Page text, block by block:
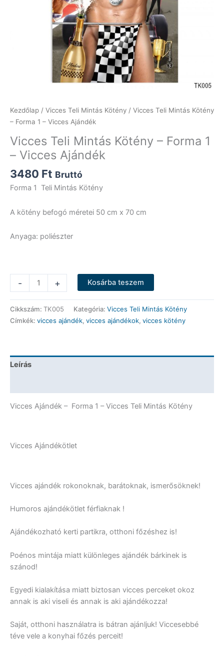
Kezdőlap / Vicces Teli Mintás Kötény / Vicces Teli Mintás Kötény
– Forma 1 – Vicces Ajándék
Vicces Teli Mintás Kötény – Forma 1
– Vicces Ajándék
3480 Ft Bruttó
Forma 1 Teli Mintás Kötény
A kötény befogó méretei 50 cm x 70 cm
Anyaga: poliészter
-
Teli
Mintás
Kötény
-
-
mennyiség
+ Kosárba teszem
Cikkszám: TK005 Kategória: Vicces Teli Mintás Kötény
Címkék: vicces ajándék, vicces ajándékok, vicces kötény
Leírás
Vicces Ajándék – Forma 1 – Vicces Teli Mintás Kötény
Vicces Ajándékötlet
Vicces ajándék rokonoknak, barátoknak, ismerősöknek!
Humoros ajándékötlet férfiaknak !
Ajándékozható kerti partikra, otthoni főzéshez is!
Poénos mintája miatt különleges ajándék bárkinek is
szánod!
Egyedi kialakítása miatt biztosan vicces perceket okoz
annak is aki viseli és annak is aki ajándékozza!
Saját, otthoni használatra is bátran ajánljuk! Viccesebbé
téve vele a konyhai főzés perceit!